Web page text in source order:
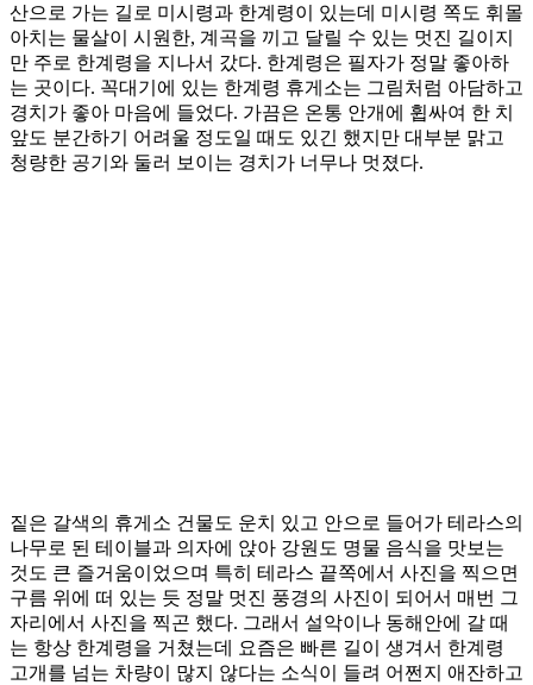
산으로 가는 길로 미시령과 한계령이 있는데 미시령 쪽도 휘몰
아치는 물살이 시원한, 계곡을 끼고 달릴 수 있는 멋진 길이지
만 주로 한계령을 지나서 갔다. 한계령은 필자가 정말 좋아하
는 곳이다. 꼭대기에 있는 한계령 휴게소는 그림처럼 아담하고
경치가 좋아 마음에 들었다. 가끔은 온통 안개에 휩싸여 한 치
앞도 분간하기 어려울 정도일 때도 있긴 했지만 대부분 맑고
청량한 공기와 둘러 보이는 경치가 너무나 멋졌다.
짙은 갈색의 휴게소 건물도 운치 있고 안으로 들어가 테라스의
나무로 된 테이블과 의자에 앉아 강원도 명물 음식을 맛보는
것도 큰 즐거움이었으며 특히 테라스 끝쪽에서 사진을 찍으면
구름 위에 떠 있는 듯 정말 멋진 풍경의 사진이 되어서 매번 그
자리에서 사진을 찍곤 했다. 그래서 설악이나 동해안에 갈 때
는 항상 한계령을 거쳤는데 요즘은 빠른 길이 생겨서 한계령
고개를 넘는 차량이 많지 않다는 소식이 들려 어쩐지 애잔하고